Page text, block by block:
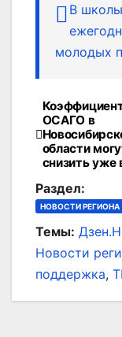
В
молодых
по
записям
ОСАГО в
области
снизить уже
Раздел:
НОВОСТИ РЕГИОНА
Темы:
Новости
поддержка,